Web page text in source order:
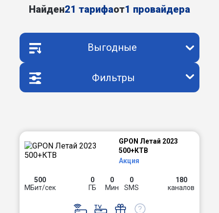
Найден21 тарифаот1 провайдера
Выгодные
Фильтры
GPON Летай 2023
500+КТВ
Акция
500
МБит/сек
0
ГБ
0
Мин
0
SMS
180
каналов